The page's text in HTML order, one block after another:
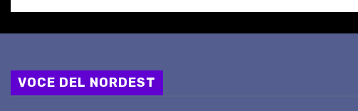
i
VOCE DEL NORDEST